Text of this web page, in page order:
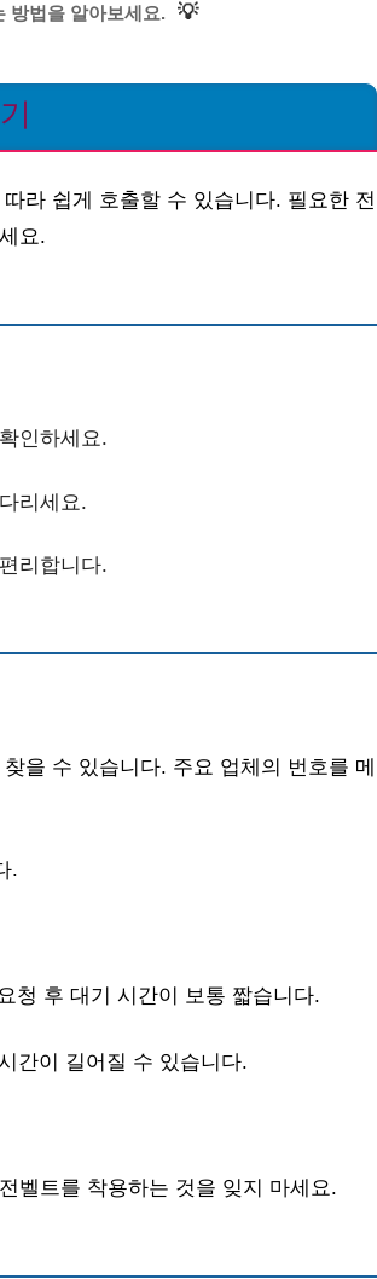
방법을 알아보세요. 💡
라 쉽게 호출할 수 있습니다. 필요한 전
요.
인하세요.
리세요.
리합니다.
을 수 있습니다. 주요 업체의 번호를 메
.
청 후 대기 시간이 보통 짧습니다.
간이 길어질 수 있습니다.
벨트를 착용하는 것을 잊지 마세요.